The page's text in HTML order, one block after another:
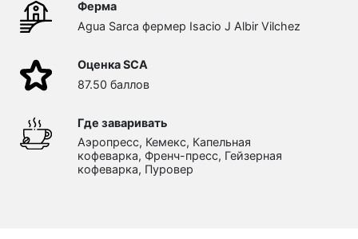
Ферма
Agua Sarca фермер Isacio J Albir Vilchez
Оценка SCA
87.50 баллов
Где заваривать
Аэропресс, Кемекс, Капельная
кофеварка, Френч-пресс, Гейзерная
кофеварка, Пуровер